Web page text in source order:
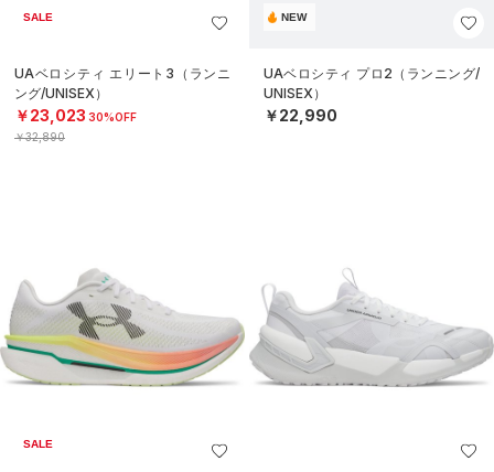
SALE
UAベロシティ エリート3（ランニ
ング/UNISEX）
￥23,023 30%OFF
￥32,890
NEW
UAベロシティ プロ2（ランニング/
UNISEX）
￥22,990
SALE